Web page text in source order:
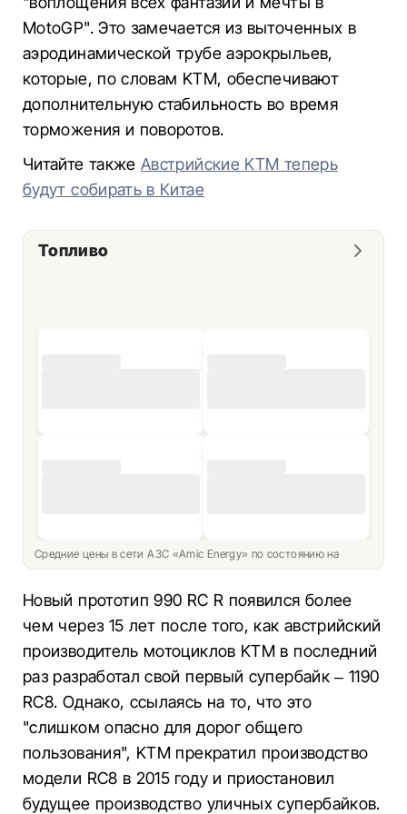
MotoGP". Это замечается из выточенных в
аэродинамической трубе аэрокрыльев,
которые, по словам KTM, обеспечивают
дополнительную стабильность во время
торможения и поворотов.
Читайте такжеАвстрийские KTM теперь
будут собирать в Китае
Топливо
Средние цены в сети АЗС «Amic Energy» по состоянию на
Новый прототип 990 RC R появился более
чем через 15 лет после того, как австрийский
производитель мотоциклов KTM в последний
раз разработал свой первый супербайк – 1190
RC8. Однако, ссылаясь на то, что это
"слишком опасно для дорог общего
пользования", KTM прекратил производство
модели RC8 в 2015 году и приостановил
будущее производство уличных супербайков.